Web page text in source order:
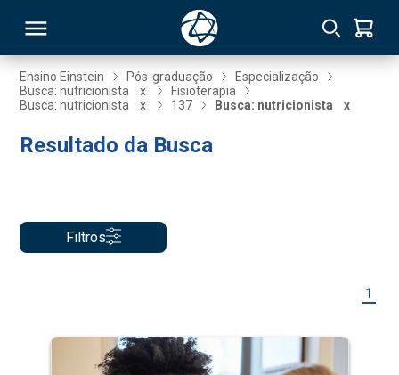
Ensino Einstein Pós-graduação
Especialização
Busca: nutricionista
x
Fisioterapia
Busca: nutricionista
x 137 Busca: nutricionista x
Resultado da Busca
Filtros
1